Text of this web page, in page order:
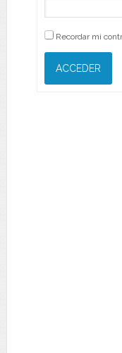
Recordar mi
ACCEDER